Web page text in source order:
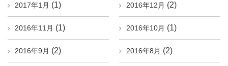
2017年1月 (1) 2016年12月 (2)
2016年11月 (1) 2016年10月 (1)
2016年9月 (2) 2016年8月 (2)